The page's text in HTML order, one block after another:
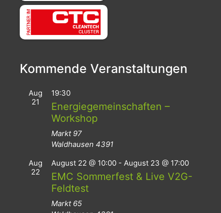
Kommende Veranstaltungen
Aug
21
19:30
Energiegemeinschaften –
Workshop
Markt 97
Waldhausen 4391
Aug
22
August 22 @ 10:00 - August 23 @ 17:00
EMC Sommerfest & Live V2G-
Feldtest
Markt 65